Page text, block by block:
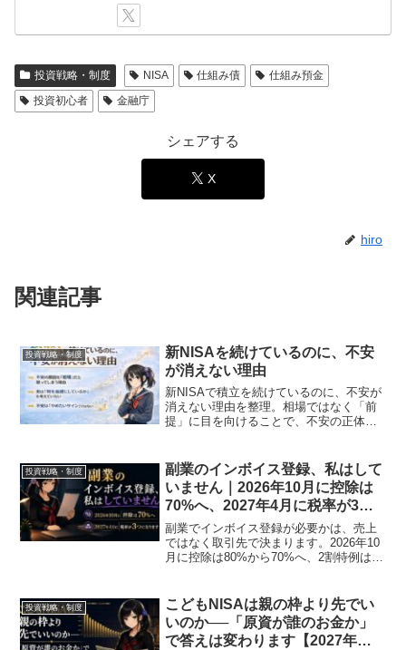
投資戦略・制度 NISA 仕組み債
仕組み預金
投資初心者
金融庁
シェアする
X
hiro
関連記事
投資戦略・制度
新NISAを続けているのに、不安
が消えない理由
新NISAで積立を続けているのに、不安が
消えない理由を整理。相場ではなく「前
提」に目を向けることで、不安の正体を
投資戦略・制度
副業のインボイス登録、私はして
いません｜2026年10月に控除は
70%へ、2027年4月に税率が3つ
になります
副業でインボイス登録が必要かは、売上
ではなく取引先で決まります。2026年10
月に控除は80%から70%へ、2割特例は3
整理しました。
投資戦略・制度
こどもNISAは親の枠より先でい
いのか──「原資が誰のお金か」
で答えは変わります【2027年開